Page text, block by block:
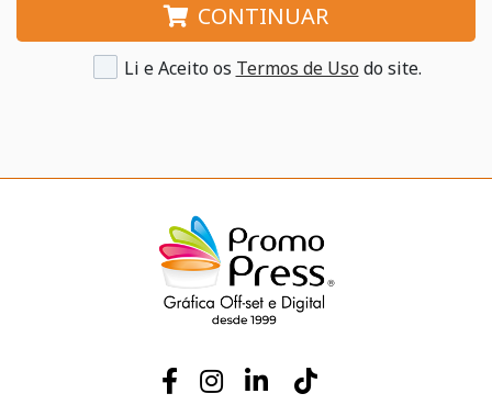
CONTINUAR
Li e Aceito os Termos de Uso do site.